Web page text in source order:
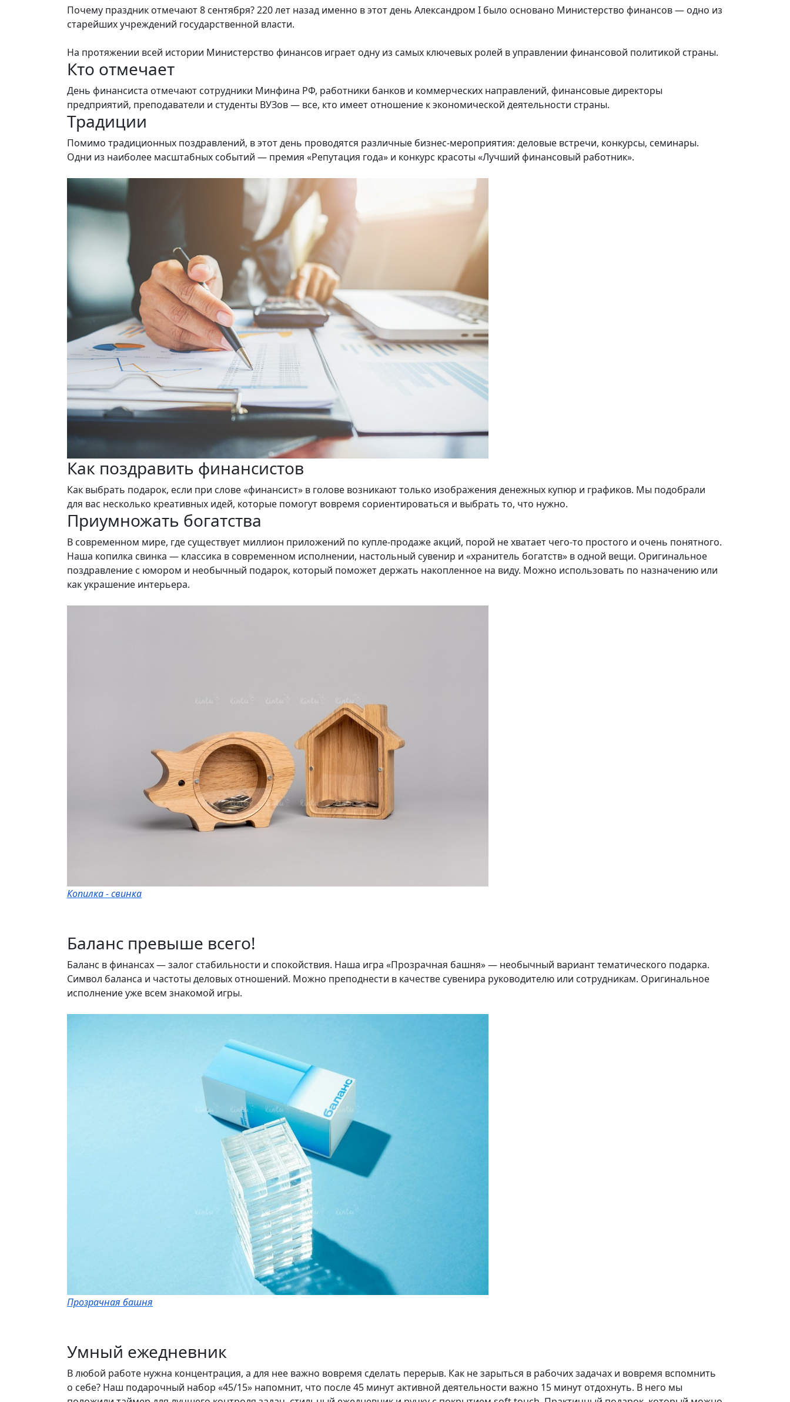
Почему праздник отмечают 8 сентября? 220 лет назад именно в этот день Александром I было основано Министерство финансов — одно из
старейших учреждений государственной власти.
На протяжении всей истории Министерство финансов играет одну из самых ключевых ролей в управлении финансовой политикой страны.
Кто отмечает
День финансиста отмечают сотрудники Минфина РФ, работники банков и коммерческих направлений, финансовые директоры
предприятий, преподаватели и студенты ВУЗов — все, кто имеет отношение к экономической деятельности страны.
Традиции
Помимо традиционных поздравлений, в этот день проводятся различные бизнес-мероприятия: деловые встречи, конкурсы, семинары.
Одни из наиболее масштабных событий — премия «Репутация года» и конкурс красоты «Лучший финансовый работник».
Как поздравить финансистов
Как выбрать подарок, если при слове «финансист» в голове возникают только изображения денежных купюр и графиков. Мы подобрали
для вас несколько креативных идей, которые помогут вовремя сориентироваться и выбрать то, что нужно.
Приумножать богатства
В современном мире, где существует миллион приложений по купле-продаже акций, порой не хватает чего-то простого и очень понятного.
Наша копилка свинка — классика в современном исполнении, настольный сувенир и «хранитель богатств» в одной вещи. Оригинальное
поздравление с юмором и необычный подарок, который поможет держать накопленное на виду. Можно использовать по назначению или
как украшение интерьера.
Копилка - свинка
Баланс превыше всего!
Баланс в финансах — залог стабильности и спокойствия. Наша игра «Прозрачная башня» — необычный вариант тематического подарка.
Символ баланса и частоты деловых отношений. Можно преподнести в качестве сувенира руководителю или сотрудникам. Оригинальное
исполнение уже всем знакомой игры.
Прозрачная башня
Умный ежедневник
В любой работе нужна концентрация, а для нее важно вовремя сделать перерыв. Как не зарыться в рабочих задачах и вовремя вспомнить
о себе? Наш подарочный набор «45/15» напомнит, что после 45 минут активной деятельности важно 15 минут отдохнуть. В него мы